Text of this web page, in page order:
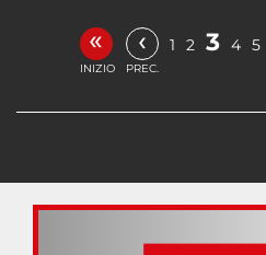
«
INIZIO
‹
PREC.
1 2 3 4 5